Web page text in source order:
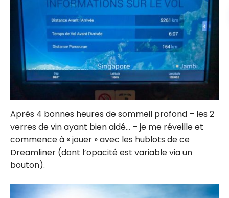
Après 4 bonnes heures de sommeil profond – les 2
verres de vin ayant bien aidé… – je me réveille et
commence à « jouer » avec les hublots de ce
Dreamliner (dont l’opacité est variable via un
bouton).